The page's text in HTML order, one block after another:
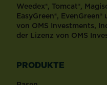
Weedex®, Tomcat®,
EasyGreen®,
von OMS Investments,
der Lizenz von OMS
PRODUKTE